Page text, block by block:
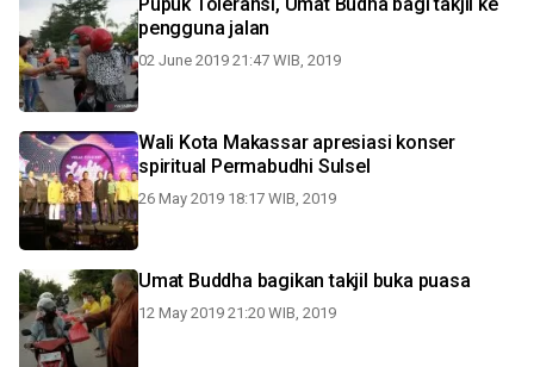
pengguna jalan
02 June 2019 21:47 WIB, 2019
Wali Kota Makassar apresiasi konser
spiritual Permabudhi Sulsel
26 May 2019 18:17 WIB, 2019
Umat Buddha bagikan takjil buka puasa
12 May 2019 21:20 WIB, 2019